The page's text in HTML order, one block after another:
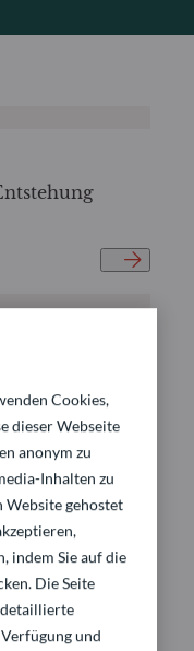
Investoren
Cookies,
dieser Webseite
anonym zu
Inhalten zu
Website gehostet
indem Sie auf die
Die Seite
detaillierte
und